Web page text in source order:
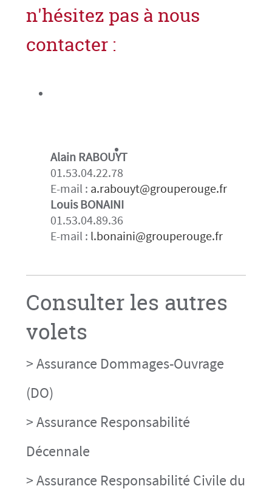
n'hésitez pas à nous
contacter :
Alain RABOUYT
01.53.04.22.78
E-mail : a.rabouyt@grouperouge.fr
Louis BONAINI
01.53.04.89.36
E-mail : l.bonaini@grouperouge.fr
Consulter les autres
volets
> Assurance Dommages-Ouvrage
(DO)
> Assurance Responsabilité
Décennale
> Assurance Responsabilité Civile du